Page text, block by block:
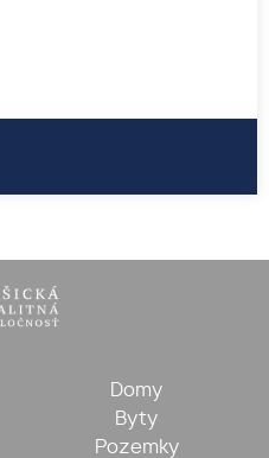
Domy
Byty
Pozemky